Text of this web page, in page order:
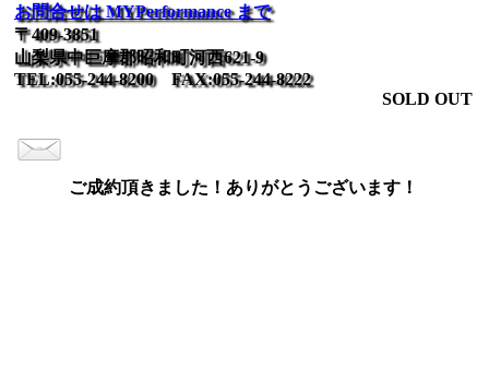
お問合せは MYPerformance まで
〒409-3851
山梨県中巨摩郡昭和町河西621-9
TEL:055-244-8200 FAX:055-244-8222
SOLD OUT
ご成約頂きました！ありがとうございます！